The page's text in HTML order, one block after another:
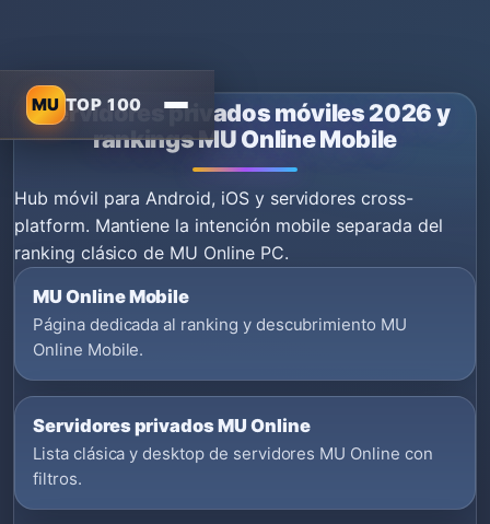
MU TOP 100
Servidores privados móviles 2026 y
rankings MU Online Mobile
Hub móvil para Android, iOS y servidores cross-
platform. Mantiene la intención mobile separada del
ranking clásico de MU Online PC.
MU Online Mobile
Página dedicada al ranking y descubrimiento MU
Online Mobile.
Servidores privados MU Online
Lista clásica y desktop de servidores MU Online con
filtros.